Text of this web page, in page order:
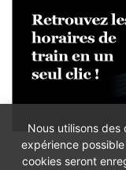
Nous utilisons des
expérience
cookies seront